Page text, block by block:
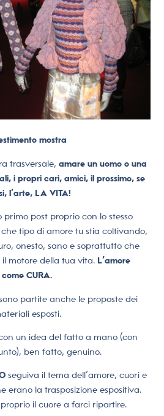
mostra
trasversale, amare un uomo o una
i propri cari, amici, il prossimo, se
l’arte, LA VITA!
primo post proprio con lo stesso
tipo di amore tu stia coltivando,
onesto, sano e soprattutto che
il motore della tua vita. L’amore
come CURA.
partite anche le proposte dei
esposti.
un idea del fatto a mano (con
ben fatto, genuino.
seguiva il tema dell’amore, cuori e
erano la trasposizione espositiva.
il cuore a farci ripartire.